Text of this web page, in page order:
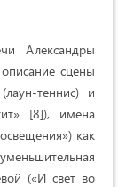
Александры
сцены
теннис) и
[8]), имена
как
(«И свет во